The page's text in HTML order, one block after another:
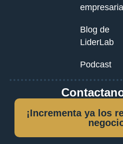
Blog de
LiderLab
Podcast
¡Incrementa ya los